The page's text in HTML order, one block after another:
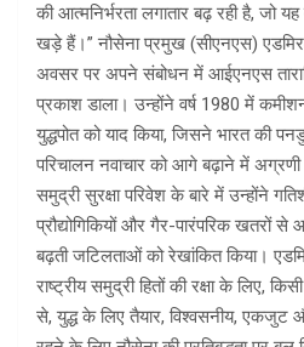
की आत्मनिर्भरता लगातार बढ़ रही है, जो
खड़े हैं।” नौसेना प्रमुख (सीएनएस)
अवसर पर अपने संबोधन में आईएनएस
प्रकाश डाला। उन्होंने वर्ष 1980 में
युद्धपोत को याद किया, जिसने भारत की
परिचालन नवाचार को आगे बढ़ाने में
समुद्री सुरक्षा परिवेश के बारे में उन्होंने
प्रौद्योगिकियों और गैर-पारंपरिक खतरों से
बढ़ती जटिलताओं को रेखांकित किया।
राष्ट्रीय समुद्री हितों की रक्षा के लिए,
से, युद्ध के लिए तैयार, विश्वसनीय, एकजुट